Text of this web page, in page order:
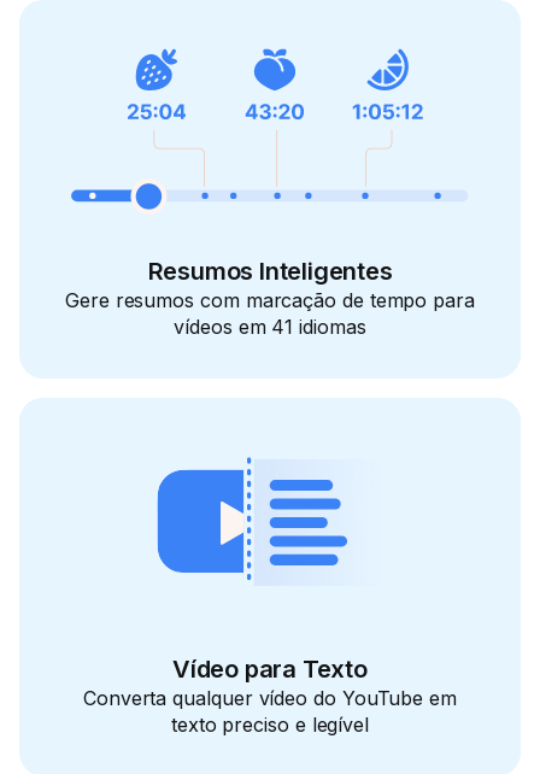
Resumos Inteligentes
Gere resumos com marcação de tempo para
vídeos em 41 idiomas
Vídeo para Texto
Converta qualquer vídeo do YouTube em
texto preciso e legível